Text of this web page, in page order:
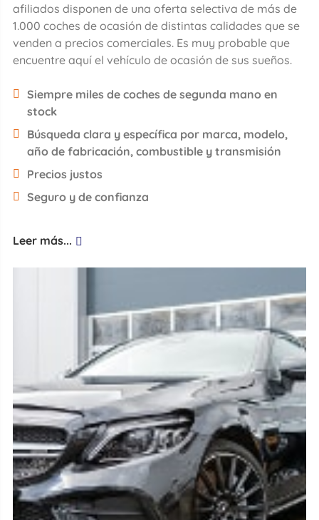
afiliados disponen de una oferta selectiva de más de
1.000 coches de ocasión de distintas calidades que se
venden a precios comerciales. Es muy probable que
encuentre aquí el vehículo de ocasión de sus sueños.
Siempre miles de coches de segunda mano en
stock
Búsqueda clara y específica por marca, modelo,
año de fabricación, combustible y transmisión
Precios justos
Seguro y de confianza
Leer más...